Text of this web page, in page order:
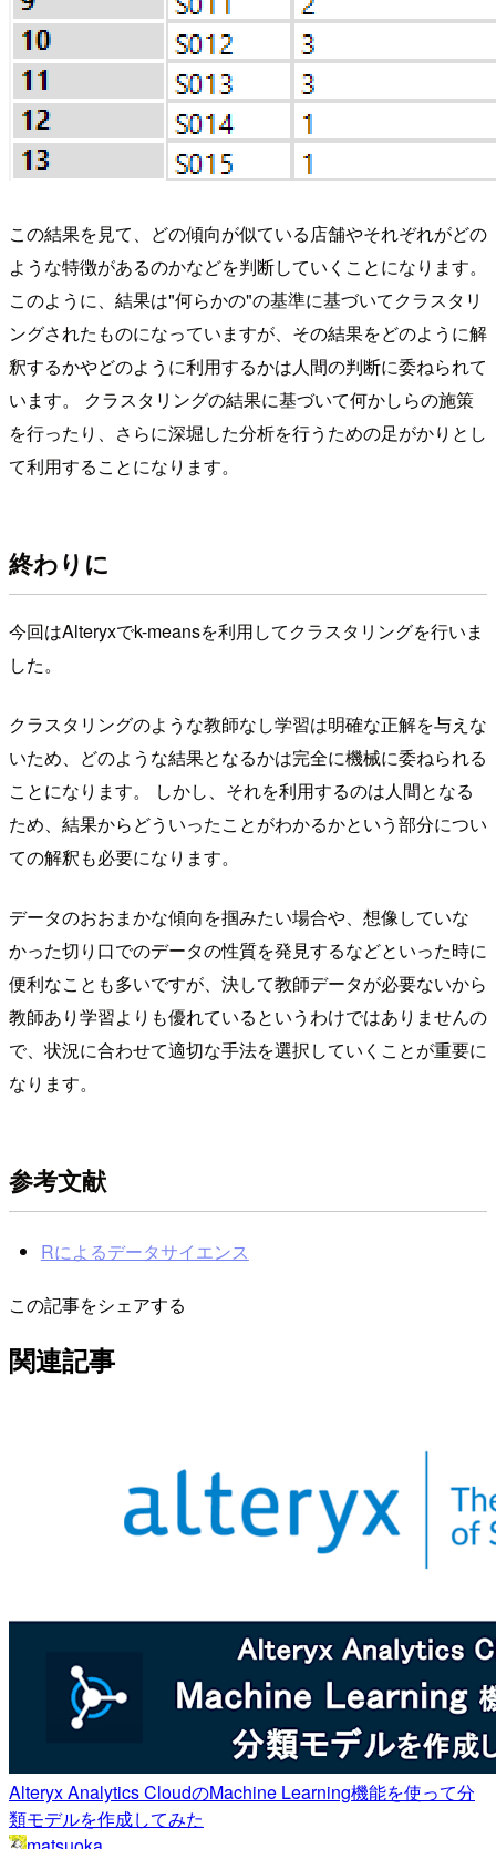
この結果を見て、どの傾向が似ている店舗やそれぞれがどの
ような特徴があるのかなどを判断していくことになります。
このように、結果は"何らかの"の基準に基づいてクラスタリ
ングされたものになっていますが、その結果をどのように解
釈するかやどのように利用するかは人間の判断に委ねられて
います。 クラスタリングの結果に基づいて何かしらの施策
を行ったり、さらに深堀した分析を行うための足がかりとし
て利用することになります。
終わりに
今回はAlteryxでk-meansを利用してクラスタリングを行いま
した。
クラスタリングのような教師なし学習は明確な正解を与えな
いため、どのような結果となるかは完全に機械に委ねられる
ことになります。 しかし、それを利用するのは人間となる
ため、結果からどういったことがわかるかという部分につい
ての解釈も必要になります。
データのおおまかな傾向を掴みたい場合や、想像していな
かった切り口でのデータの性質を発見するなどといった時に
便利なことも多いですが、決して教師データが必要ないから
教師あり学習よりも優れているというわけではありませんの
で、状況に合わせて適切な手法を選択していくことが重要に
なります。
参考文献
Rによるデータサイエンス
この記事をシェアする
関連記事
Alteryx Analytics CloudのMachine Learning機能を使って分
類モデルを作成してみた